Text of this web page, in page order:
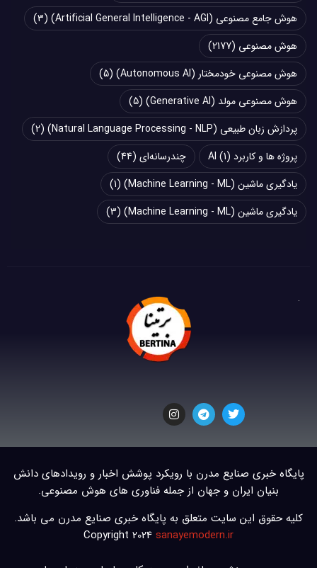
هوش جامع مصنوعی (Artificial General Intelligence - AGI)
(3)
هوش مصنوعی (2177)
هوش مصنوعی خودمختار (Autonomous AI)
(5)
هوش مصنوعی مولد (Generative AI)
(5)
پردازش زبان طبیعی (Natural Language Processing - NLP)
(2)
پروژه ها و کاربرد AI (1) چند‌‌رسانه‌ای (44)
یادگیری ماشین (Machine Learning - ML)
(1)
یادگیری ماشین (Machine Learning - ML)
(3)
پایگاه خبری صنایع مدرن با رویکرد پوشش اخبار و رویدادهای دانش
بنیان ایران و جهان از جمله فناوری های هوش مصنوعی.
کلیه حقوق این سایت متعلق به پایگاه خبری صنایع مدرن می باشد.
Copyright 2024 sanayemodern.ir